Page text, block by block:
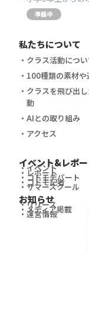
準備中
私たちについて
クラス活動につ
100種類の素材や
クラスを飛び出
動
AIとの取り組み
アクセス
イベント&レポー
イベント
レポート
コドモデパート
コドモ記者
サマースクール
お知らせ
リリース
メディア掲載
運営情報